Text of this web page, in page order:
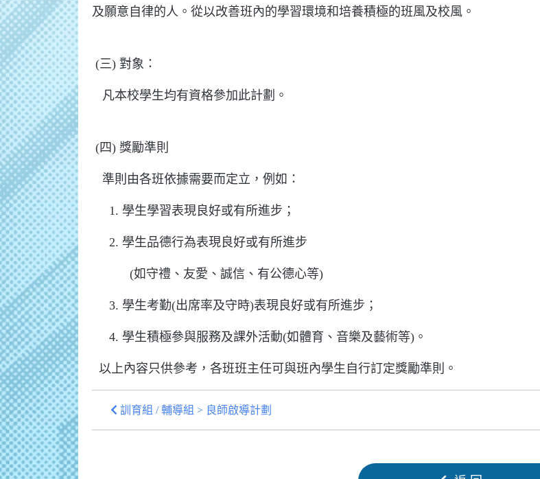
及願意自律的人。從以改善班內的學習環境和培養積極的班風及校風。
(三) 對象：
凡本校學生均有資格參加此計劃。
(四) 獎勵準則
準則由各班依據需要而定立，例如：
1. 學生學習表現良好或有所進步；
2. 學生品德行為表現良好或有所進步
(如守禮、友愛、誠信、有公德心等)
3. 學生考勤(出席率及守時)表現良好或有所進步；
4. 學生積極參與服務及課外活動(如體育、音樂及藝術等)。
以上內容只供參考，各班班主任可與班內學生自行訂定獎勵準則。
訓育組 / 輔導組 > 良師啟導計劃